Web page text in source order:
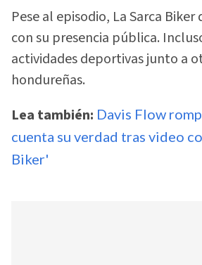
Pese al episodio, La Sarca
con su presencia pública.
actividades deportivas junto a
hondureñas.
Lea también: Davis Flow
cuenta su verdad tras video
Biker'